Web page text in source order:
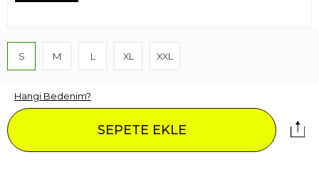
S M L XL XXL
Hangi Bedenim?
SEPETE EKLE